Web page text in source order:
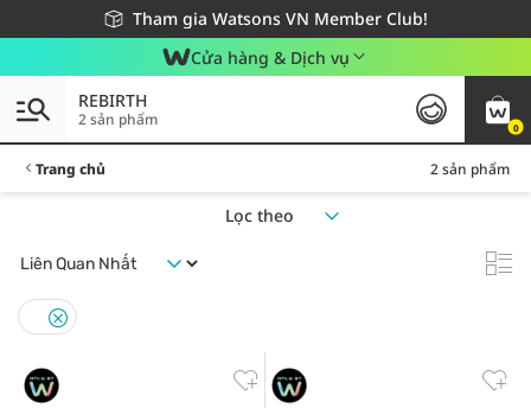
Tham gia Watsons VN Member Club!
Miễn phí giao hàng cho đơn hàng từ 249,000Đ
Giao hàng nhanh 24h - Áp dụng khu vực TP. Hồ Chí Minh
Cửa hàng & Dịch vụ
0
REBIRTH
2 sản phẩm
Trang chủ 2 sản phẩm
Lọc theo